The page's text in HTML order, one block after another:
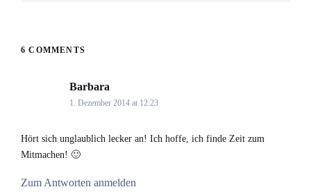
6 COMMENTS
Barbara
1. Dezember 2014 at 12:23
Hört sich unglaublich lecker an! Ich hoffe, ich finde Zeit zum
Mitmachen! 🙂
Zum Antworten anmelden